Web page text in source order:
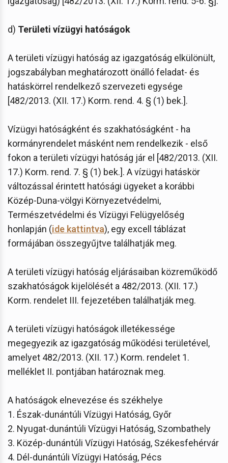
d) Területi vízügyi hatóságok
A területi vízügyi hatóság az igazgatóság elkülönült,
jogszabályban meghatározott önálló feladat- és
hatáskörrel rendelkező szervezeti egysége
[482/2013. (XII. 17.) Korm. rend. 4. § (1) bek.].
Vízügyi hatóságként és szakhatóságként - ha
kormányrendelet másként nem rendelkezik - első
fokon a területi vízügyi hatóság jár el [482/2013. (XII.
17.) Korm. rend. 7. § (1) bek.]. A vízügyi hatáskör
változással érintett hatósági ügyeket a korábbi
Közép-Duna-völgyi Környezetvédelmi,
Természetvédelmi és Vízügyi Felügyelőség
honlapján (ide kattintva), egy excell táblázat
formájában összegyűjtve találhatják meg.
A területi vízügyi hatóság eljárásaiban közreműködő
szakhatóságok kijelölését a 482/2013. (XII. 17.)
Korm. rendelet III. fejezetében találhatják meg.
A területi vízügyi hatóságok illetékessége
megegyezik az igazgatóság működési területével,
amelyet 482/2013. (XII. 17.) Korm. rendelet 1.
melléklet II. pontjában határoznak meg.
A hatóságok elnevezése és székhelye
1. Észak-dunántúli Vízügyi Hatóság, Győr
2. Nyugat-dunántúli Vízügyi Hatóság, Szombathely
3. Közép-dunántúli Vízügyi Hatóság, Székesfehérvár
4. Dél-dunántúli Vízügyi Hatóság, Pécs